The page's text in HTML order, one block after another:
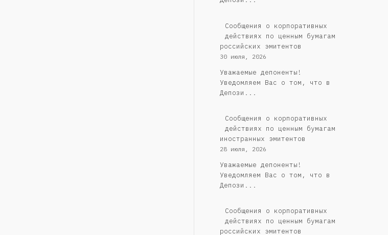
Cообщения о корпоративных
действиях по ценным бумагам
российских эмитентов
30 июля, 2026
Уважаемые депоненты!
Уведомляем Вас о том, что в
Депози...
Сообщения о корпоративных
действиях по ценным бумагам
иностранных эмитентов
28 июля, 2026
Уважаемые депоненты!
Уведомляем Вас о том, что в
Депози...
Cообщения о корпоративных
действиях по ценным бумагам
российских эмитентов